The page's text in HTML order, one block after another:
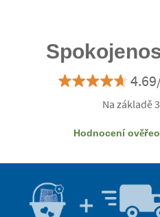
Na základě
Hodnocení